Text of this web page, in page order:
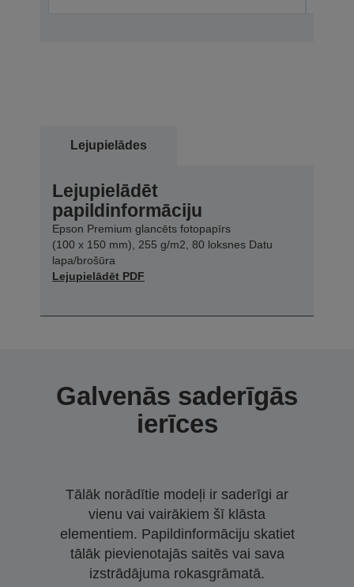
Lejupielādes
Lejupielādēt
papildinformāciju
Epson Premium glancēts fotopapīrs
(100 x 150 mm), 255 g/m2, 80 loksnes Datu
lapa/brošūra
Lejupielādēt PDF
Galvenās saderīgās
ierīces
Tālāk norādītie modeļi ir saderīgi ar
vienu vai vairākiem šī klāsta
elementiem. Papildinformāciju skatiet
tālāk pievienotajās saitēs vai sava
izstrādājuma rokasgrāmatā.